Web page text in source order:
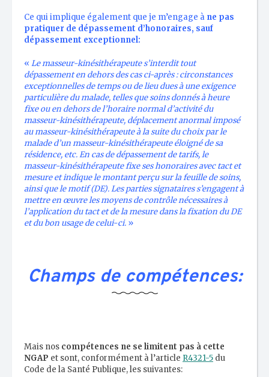
Ce qui implique également que je m’engage à ne pas
pratiquer de dépassement d’honoraires, sauf
dépassement exceptionnel:
« Le masseur-kinésithérapeute s’interdit tout
dépassement en dehors des cas ci-après : circonstances
exceptionnelles de temps ou de lieu dues à une exigence
particulière du malade, telles que soins donnés à heure
fixe ou en dehors de l’horaire normal d’activité du
masseur-kinésithérapeute, déplacement anormal imposé
au masseur-kinésithérapeute à la suite du choix par le
malade d’un masseur-kinésithérapeute éloigné de sa
résidence, etc. En cas de dépassement de tarifs, le
masseur-kinésithérapeute fixe ses honoraires avec tact et
mesure et indique le montant perçu sur la feuille de soins,
ainsi que le motif (DE). Les parties signataires s’engagent à
mettre en œuvre les moyens de contrôle nécessaires à
l’application du tact et de la mesure dans la fixation du DE
et du bon usage de celui-ci. »
Champs de compétences:
Mais nos compétences ne se limitent pas à cette
NGAP et sont, conformément à l’article R4321-5 du
Code de la Santé Publique, les suivantes: